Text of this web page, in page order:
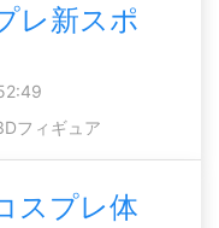
レ新スポ
フィギュア
スプレ体